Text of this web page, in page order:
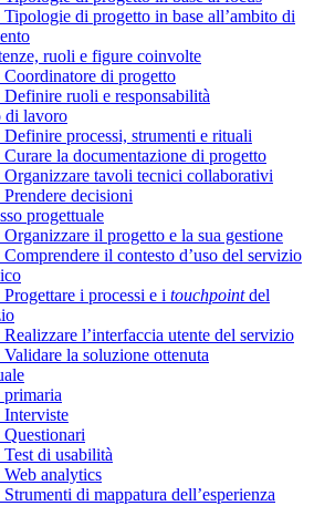
Tipologie di progetto in base all’ambito di
ruoli e figure coinvolte
Coordinatore di progetto
Definire ruoli e responsabilità
di lavoro
Definire processi, strumenti e rituali
Curare la documentazione di progetto
Organizzare tavoli tecnici collaborativi
decisioni
progettuale
il progetto e la sua gestione
il contesto d’uso del servizio
i processi e i touchpointdel
l’interfaccia utente del servizio
la soluzione ottenuta
primaria
Interviste
Questionari
di usabilità
Web analytics
di mappatura dell’esperienza